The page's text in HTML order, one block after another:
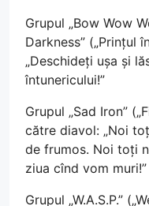
Grupul „Bow Wow
Darkness” („Prințul
„Deschideți ușa și
întunericului!”
Grupul „Sad Iron”
către diavol: „Noi
de frumos. Noi toți
ziua cînd vom muri!”
Grupul „W.A.S.P.”